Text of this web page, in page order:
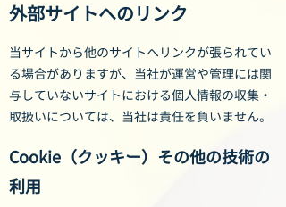
外部サイトへのリンク
当サイトから他のサイトへリンクが張られてい
る場合がありますが、当社が運営や管理には関
与していないサイトにおける個人情報の収集・
取扱いについては、当社は責任を負いません。
Cookie（クッキー）その他の技術の
利用